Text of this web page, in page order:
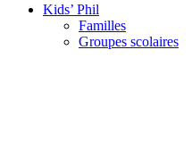
Kids’ Phil
Familles
Groupes scolaires